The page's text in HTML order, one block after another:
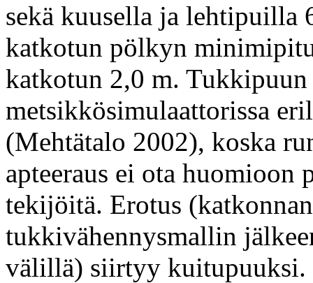
sekä kuusella ja lehtipuilla
katkotun pölkyn
katkotun 2,0 m. Tukkipuun
metsikkösimulaattorissa
(Mehtätalo 2002), koska
apteeraus ei ota
tekijöitä. Erotus
tukkivähennysmallin
välillä) siirtyy kuitupuuksi.